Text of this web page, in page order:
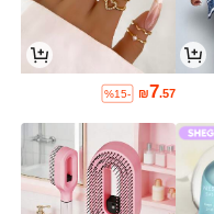
₪7.57
%15-